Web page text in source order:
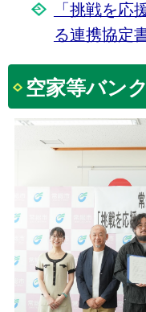
「挑戦を応
る連携協定
空家等バン